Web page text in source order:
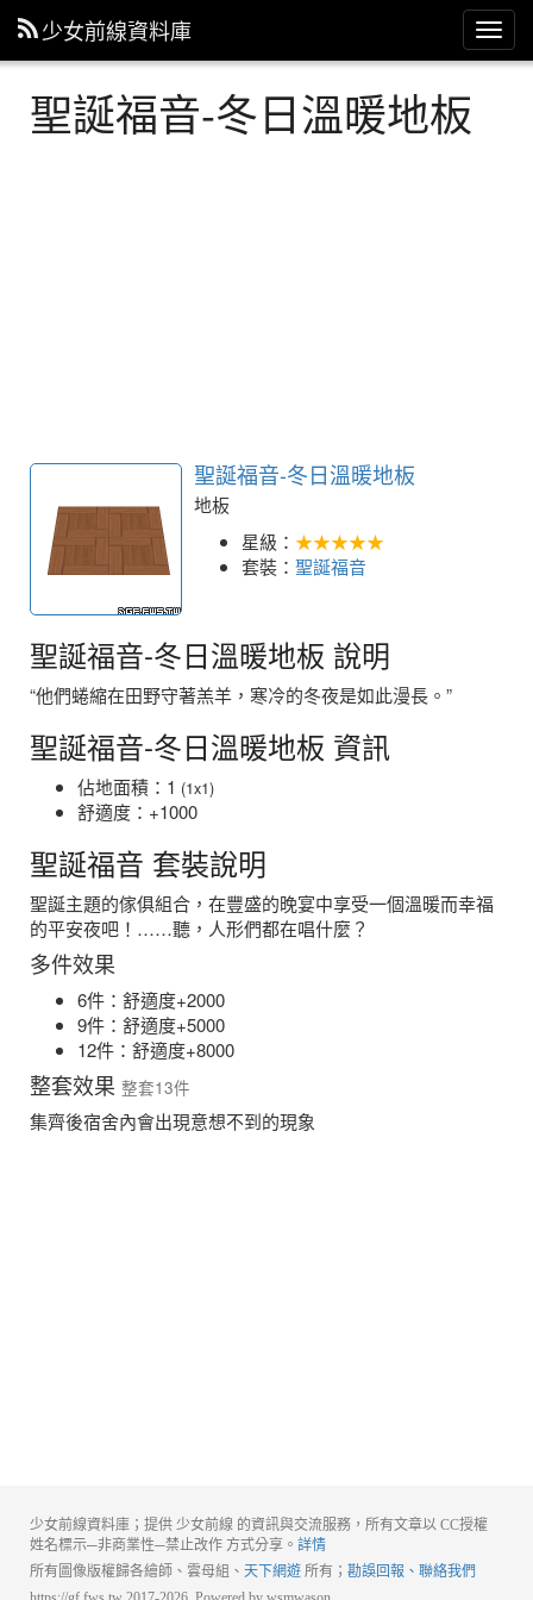
主
選
少女前線資料庫
聖誕福音-冬日溫暖地板
聖誕福音-冬日溫暖地板
地板
星級： ★★★★★
套裝： 聖誕福音
聖誕福音-冬日溫暖地板 說明
“他們蜷縮在田野守著羔羊，寒冷的冬夜是如此漫長。”
聖誕福音-冬日溫暖地板 資訊
佔地面積：1 (1x1)
舒適度：+1000
聖誕福音 套裝說明
聖誕主題的傢俱組合，在豐盛的晚宴中享受一個溫暖而幸福
的平安夜吧！……聽，人形們都在唱什麼？
多件效果
6件：舒適度+2000
9件：舒適度+5000
12件：舒適度+8000
整套效果 整套13件
集齊後宿舍內會出現意想不到的現象
少女前線資料庫；提供 少女前線 的資訊與交流服務，所有文章以 CC授權
姓名標示─非商業性─禁止改作 方式分享。 詳情
所有圖像版權歸各繪師、雲母組、 天下網遊 所有； 勘誤回報、聯絡我們